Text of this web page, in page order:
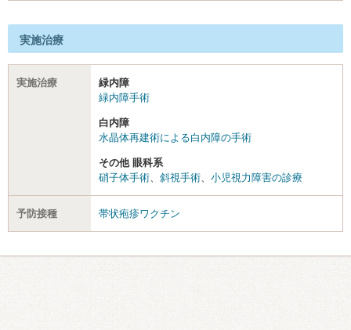
実施治療
実施治療
緑内障
緑内障手術
白内障
水晶体再建術による白内障の手術
その他 眼科系
硝子体手術
斜視手術 小児視力障害の診療
予防接種 帯状疱疹ワクチン